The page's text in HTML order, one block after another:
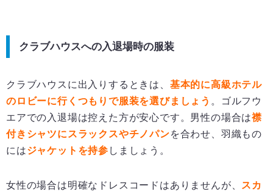
クラブハウスへの入退場時の服装
クラブハウスに出入りするときは、 基本的に高級ホテル
のロビーに行くつもりで服装を選びましょう 。ゴルフウ
エアでの入退場は控えた方が安心です。男性の場合は襟
付きシャツにスラックスやチノパンを合わせ、羽織もの
にはジャケットを持参 しましょう。
女性の場合は明確なドレスコードはありませんが、 スカ